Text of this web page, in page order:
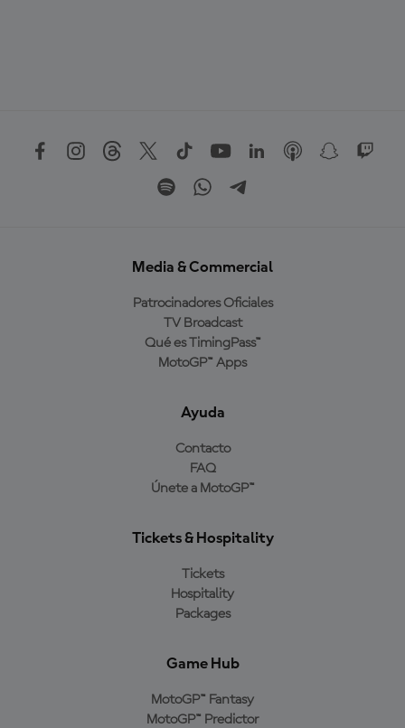
Media & Commercial
Patrocinadores Oficiales
TV Broadcast
Qué es TimingPass™
MotoGP™ Apps
Ayuda
Contacto
FAQ
Únete a MotoGP™
Tickets & Hospitality
Tickets
Hospitality
Packages
Game Hub
MotoGP™ Fantasy
MotoGP™ Predictor